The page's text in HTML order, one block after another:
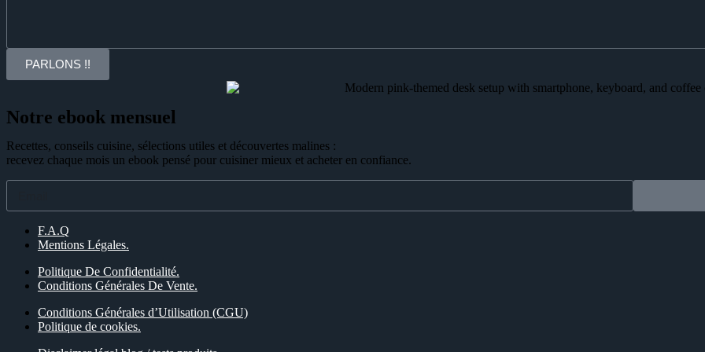
PARLONS !!
Notre ebook mensuel
Recettes, conseils cuisine, sélections utiles et découvertes malines :
recevez chaque mois un ebook pensé pour cuisiner mieux et acheter en confiance.
F.A.Q
Mentions Légales.
Politique De Confidentialité.
Conditions Générales De Vente.
Conditions Générales d’Utilisation (CGU)
Politique de cookies.